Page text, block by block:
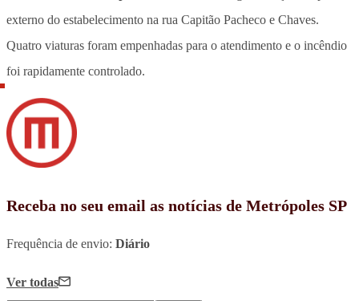
externo do estabelecimento na rua Capitão Pacheco e Chaves.
Quatro viaturas foram empenhadas para o atendimento e o incêndio
foi rapidamente controlado.
Receba no seu email as notícias de Metrópoles SP
Frequência de envio: Diário
Ver todas